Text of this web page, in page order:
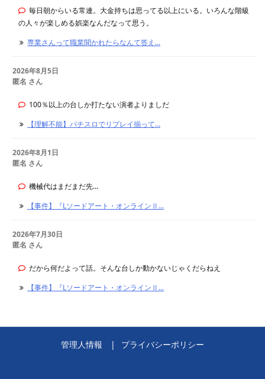
毎日朝からいる常連。大金持ちは思ってる以上にいる。いろんな階級
の人々が楽しめる娯楽なんだなって思う。
専業さんって職業聞かれたらなんて答え...
2026年8月5日
匿名 さん
100％以上の台しか打たない演者よりましだ
【理解不能】パチスロでリプレイ揃って...
2026年8月1日
匿名 さん
機械代はまだまだ先...
【事件】『Lソードアート・オンラインⅡ...
2026年7月30日
匿名 さん
だから何だよって話。そんな台しか動かないじゃくだらねえ
【事件】『Lソードアート・オンラインⅡ...
管理人情報 プライバシーポリシー